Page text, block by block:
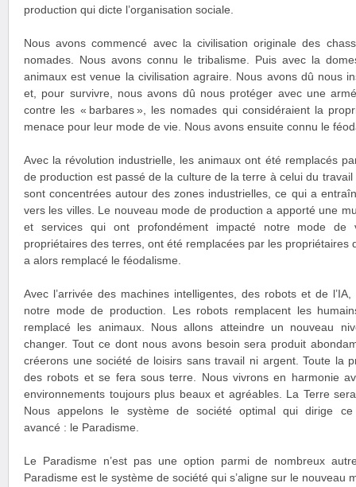
production qui dicte l’organisation sociale.
Nous avons commencé avec la civilisation originale des
nomades. Nous avons connu le tribalisme. Puis avec la
animaux est venue la civilisation agraire. Nous avons dû nous
et, pour survivre, nous avons dû nous protéger avec une
contre les « barbares », les nomades qui considéraient la
menace pour leur mode de vie. Nous avons ensuite connu le
Avec la révolution industrielle, les animaux ont été remplacés
de production est passé de la culture de la terre à celui du
sont concentrées autour des zones industrielles, ce qui a
vers les villes. Le nouveau mode de production a apporté une
et services qui ont profondément impacté notre mode de
propriétaires des terres, ont été remplacées par les propriétaires
a alors remplacé le féodalisme.
Avec l’arrivée des machines intelligentes, des robots et de
notre mode de production. Les robots remplacent les
remplacé les animaux. Nous allons atteindre un nouveau
changer. Tout ce dont nous avons besoin sera produit
créerons une société de loisirs sans travail ni argent. Toute la
des robots et se fera sous terre. Nous vivrons en harmonie
environnements toujours plus beaux et agréables. La Terre
Nous appelons le système de société optimal qui dirige ce
avancé : le Paradisme.
Le Paradisme n’est pas une option parmi de nombreux
Paradisme est le système de société qui s’aligne sur le nouveau